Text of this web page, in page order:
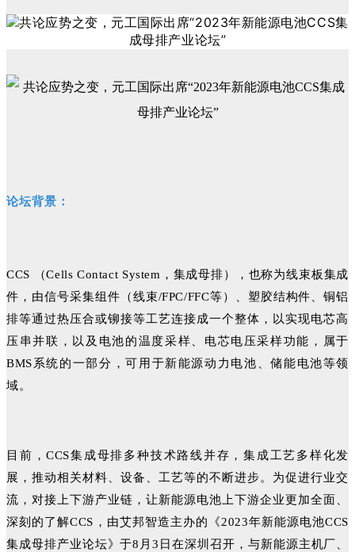
论坛背景：
CCS （Cells Contact System，集成母排），也称为线束板集成
件，由信号采集组件（线束/FPC/FFC等）、塑胶结构件、铜铝
排等通过热压合或铆接等工艺连接成一个整体，以实现电芯高
压串并联，以及电池的温度采样、电芯电压采样功能，属于
BMS系统的一部分，可用于新能源动力电池、储能电池等领
域。
目前，CCS集成母排多种技术路线并存，集成工艺多样化发
展，推动相关材料、设备、工艺等的不断进步。为促进行业交
流，对接上下游产业链，让新能源电池上下游企业更加全面、
深刻的了解CCS，由艾邦智造主办的《2023年新能源电池CCS
集成母排产业论坛》于8月3日在深圳召开，与新能源主机厂、